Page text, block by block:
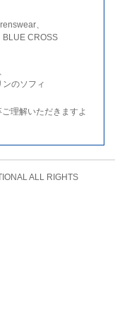
、
BLUE CROSS
のソフィ
理解いただきますよ